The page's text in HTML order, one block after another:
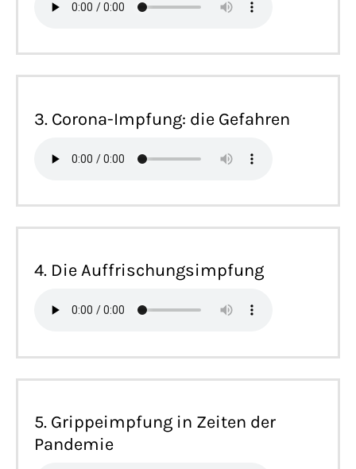
3. Corona-Impfung: die Gefahren
4. Die Auffrischungsimpfung
5. Grippeimpfung in Zeiten der
Pandemie